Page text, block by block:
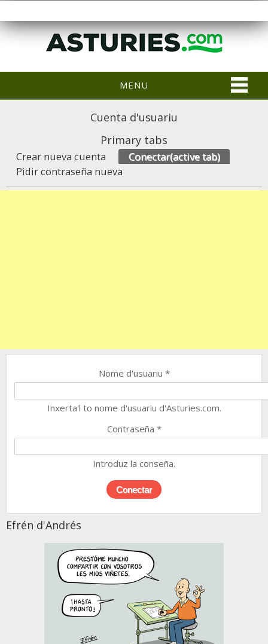
MENU
Cuenta d'usuariu
Primary tabs
Crear nueva cuenta Conectar(active tab)
Pidir contraseña nueva
Nome d'usuariu *
Inxerta'l to nome d'usuariu d'Asturies.com.
Contraseña *
Introduz la conseña.
Efrén d'Andrés